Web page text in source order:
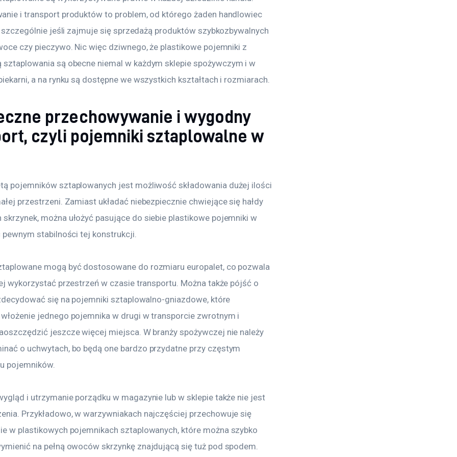
i transport produktów to problem, od którego żaden handlowiec
szczególnie jeśli zajmuje się sprzedażą produktów szybkozbywalnych
czy pieczywo. Nic więc dziwnego, że plastikowe pojemniki z
są obecne niemal w każdym sklepie spożywczym i w
a na rynku są dostępne we wszystkich kształtach i rozmiarach.
przechowywanie i wygodny
czyli pojemniki sztaplowalne w
pojemników sztaplowanych jest możliwość składowania dużej ilości
przestrzeni. Zamiast układać niebezpiecznie chwiejące się hałdy
skrzynek, można ułożyć pasujące do siebie plastikowe pojemniki w
pewnym stabilności tej konstrukcji.
mogą być dostosowane do rozmiaru europalet, co pozwala
wykorzystać przestrzeń w czasie transportu. Można także pójść o
się na pojemniki sztaplowalno-gniazdowe, które
jednego pojemnika w drugi w transporcie zwrotnym i
jeszcze więcej miejsca. W branży spożywczej nie należy
o uchwytach, bo będą one bardzo przydatne przy częstym
pojemników.
i utrzymanie porządku w magazynie lub w sklepie także nie jest
Przykładowo, w warzywniakach najczęściej przechowuje się
w plastikowych pojemnikach sztaplowanych, które można szybko
na pełną owoców skrzynkę znajdującą się tuż pod spodem.